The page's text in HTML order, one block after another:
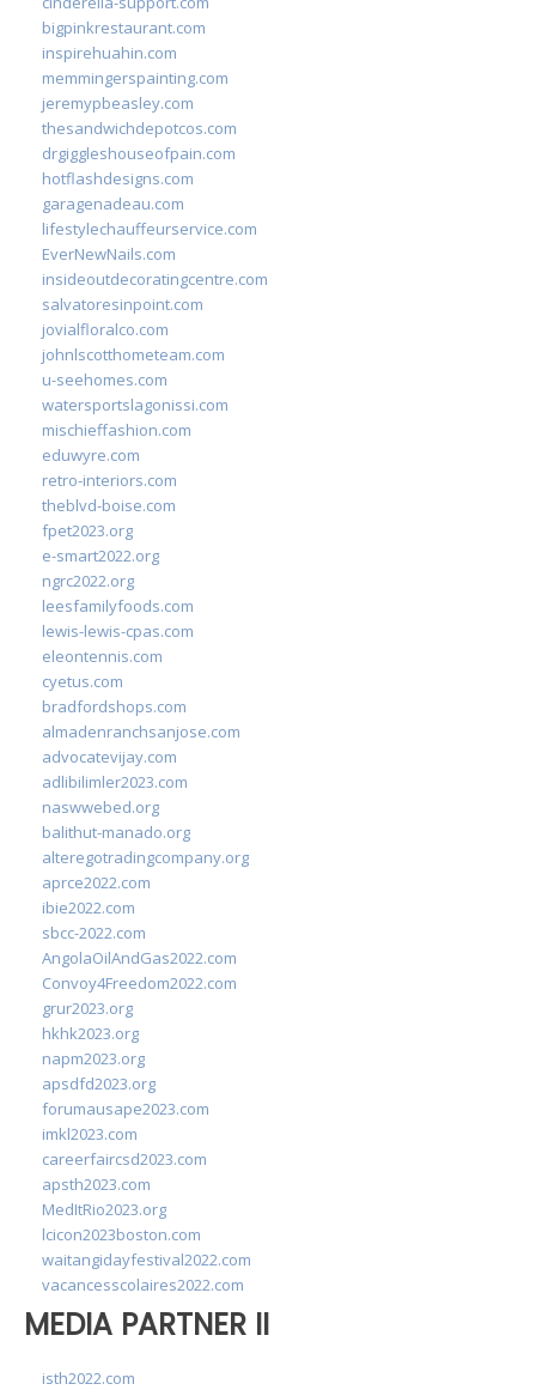
bigpinkrestaurant.com
inspirehuahin.com
memmingerspainting.com
jeremypbeasley.com
thesandwichdepotcos.com
drgiggleshouseofpain.com
hotflashdesigns.com
garagenadeau.com
lifestylechauffeurservice.com
EverNewNails.com
insideoutdecoratingcentre.com
salvatoresinpoint.com
jovialfloralco.com
johnlscotthometeam.com
u-seehomes.com
watersportslagonissi.com
mischieffashion.com
eduwyre.com
retro-interiors.com
theblvd-boise.com
fpet2023.org
e-smart2022.org
ngrc2022.org
leesfamilyfoods.com
lewis-lewis-cpas.com
eleontennis.com
cyetus.com
bradfordshops.com
almadenranchsanjose.com
advocatevijay.com
adlibilimler2023.com
naswwebed.org
balithut-manado.org
alteregotradingcompany.org
aprce2022.com
ibie2022.com
sbcc-2022.com
AngolaOilAndGas2022.com
Convoy4Freedom2022.com
grur2023.org
hkhk2023.org
napm2023.org
apsdfd2023.org
forumausape2023.com
imkl2023.com
careerfaircsd2023.com
apsth2023.com
MedItRio2023.org
lcicon2023boston.com
waitangidayfestival2022.com
vacancesscolaires2022.com
MEDIA PARTNER II
isth2022.com